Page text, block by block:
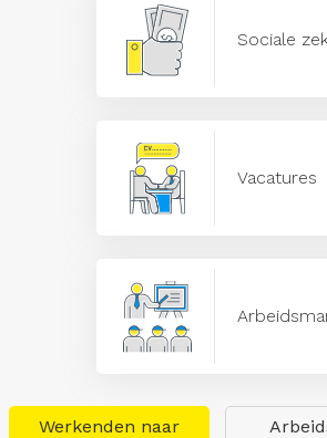
Sociale
Vacatures
Werkenden naar